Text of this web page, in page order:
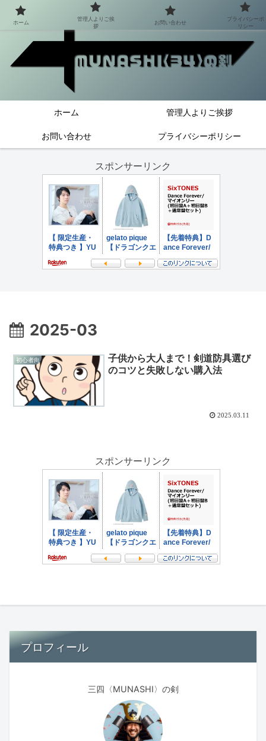
ホーム 管理人よりご挨拶
お問い合わせ プライバシーポリシー
スポンサーリンク
2025-03
初心者向
子供から大人まで！剣道防具選び
のコツと失敗しない購入法
2025.03.11
スポンサーリンク
プロフィール
三四〈MUNASHI〉の剣
ホーム
管理人よりご挨
拶
お問い合わせ
プライバシーポ
リシー